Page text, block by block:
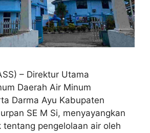
– Direktur Utama
Daerah Air Minum
Darma Ayu Kabupaten
SE M Si, menyayangkan
tentang pengelolaan air oleh